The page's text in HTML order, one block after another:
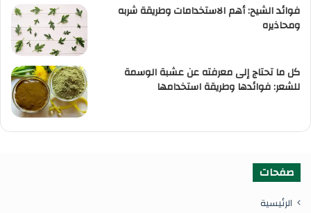
فوائد الشيح: أهم الاستخدامات وطريقة شربه
ومحاذيره
كل ما تحتاج إلى معرفته عن عشبة الوسمة
للشعر: فوائدها وطريقة استخدامها
صفحات
الرئيسية